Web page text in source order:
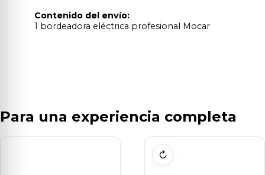
Contenido del envío:
1 bordeadora eléctrica profesional Mocar
Para una experiencia completa
↻